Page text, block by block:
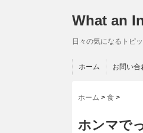
What an
日々の気になるトピ
ホーム お問い合
ホーム > 食 >
ホンマで